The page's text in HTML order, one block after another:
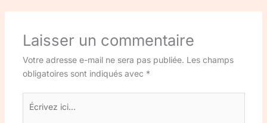
Laisser un commentaire
Votre adresse e-mail ne sera pas publiée. Les champs
obligatoires sont indiqués avec *
ici…